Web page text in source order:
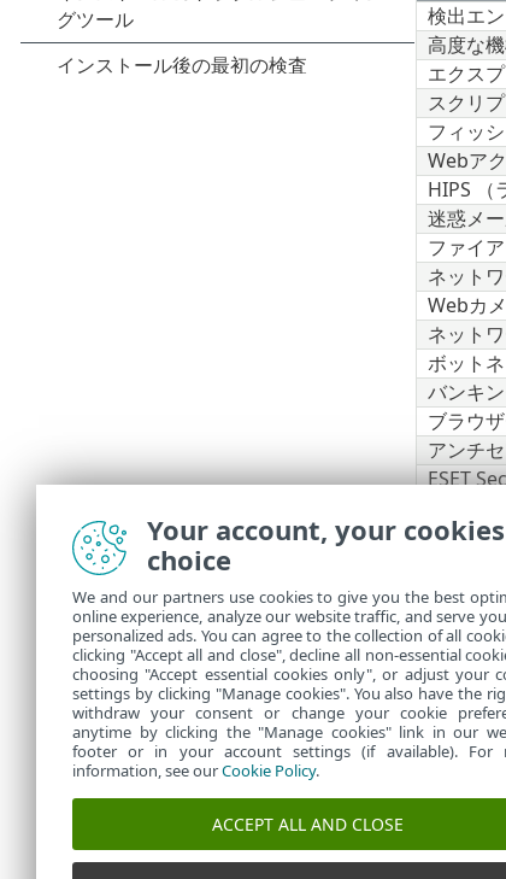
検出エ
高度な
エクス
スクリ
フィッ
Webア
HIPS （
迷惑メ
ファイ
ネット
Webカ
ネット
ボット
バンキ
ブラウ
アンチ
ESET
ESET
上
Your account, your cookies
choice
We and our partners use cookies to give you the best
online experience, analyze our website traffic, and serve
personalized ads. You can agree to the collection of all
clicking "Accept all and close", decline all non-essential
choosing "Accept essential cookies only", or adjust your
settings by clicking "Manage cookies". You also have the
withdraw your consent or change your cookie
anytime by clicking the "Manage cookies" link in our
footer or in your account settings (if available). For
information, see ourCookie Policy.
ACCEPT ALL AND CLOSE